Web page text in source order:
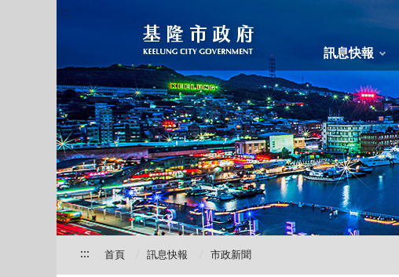
:::
訊息快報
::: 首頁 訊息快報 市政新聞